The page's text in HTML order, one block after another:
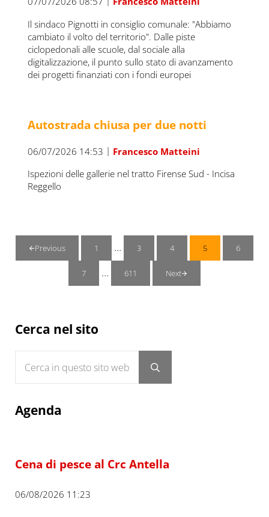
Il sindaco Pignotti in consiglio comunale: "Abbiamo
cambiato il volto del territorio". Dalle piste
ciclopedonali alle scuole, dal sociale alla
digitalizzazione, il punto sullo stato di avanzamento
dei progetti finanziati con i fondi europei
Autostrada chiusa per due notti
06/07/2026 14:53 | Francesco Matteini
Ispezioni delle gallerie nel tratto Firense Sud - Incisa
Reggello
Previous Pagina
1 Pagine interim omesse
… Pagina
3 Pagina
4 Pagina
5 Pagina
6
Pagina
7 Pagine interim omesse
… Pagina
611 Next
Sidebar
Cerca nel sito
Submit search
Agenda
Cena di pesce al Crc Antella
06/08/2026 11:23